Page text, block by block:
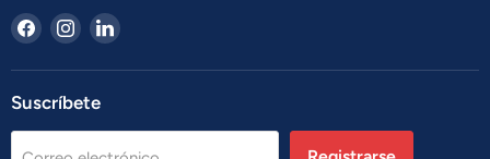
Encuéntrenos
en
Facebook
Encuéntrenos
en
Instagram
Encuéntrenos
LinkedIn
Suscríbete